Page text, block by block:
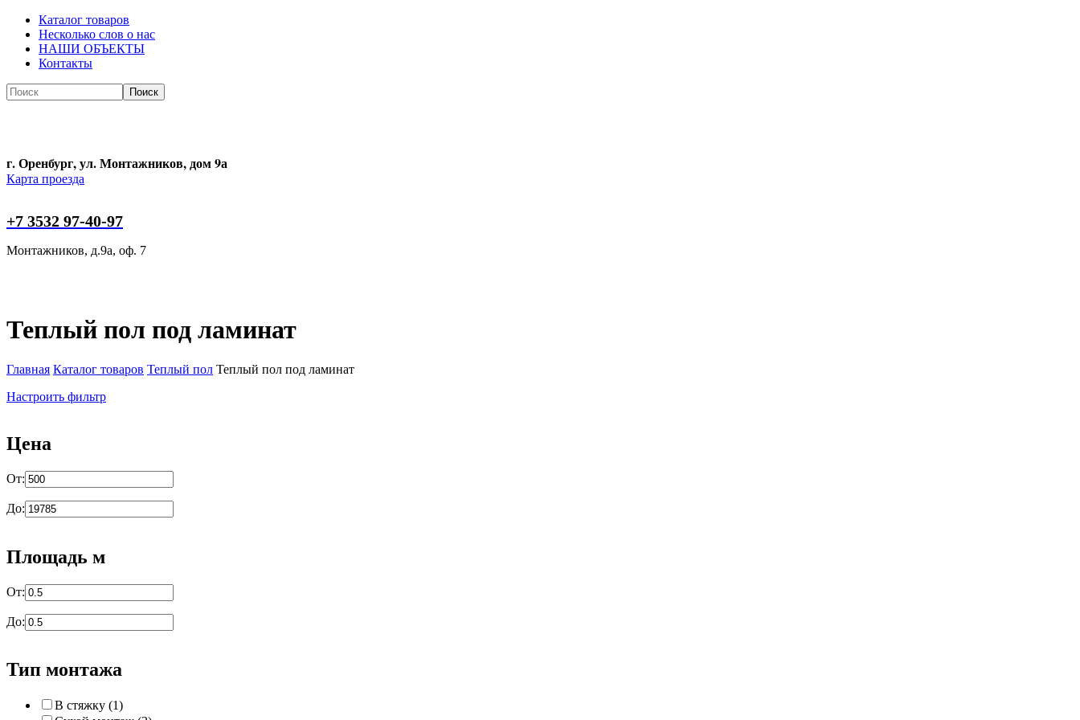
Каталог товаров
Несколько слов о нас
НАШИ ОБЪЕКТЫ
Контакты
Поиск
г. Оренбург, ул. Монтажников, дом 9а
Карта проезда
+7 3532 97-40-97
Монтажников, д.9а, оф. 7
Теплый пол под ламинат
Вы здесь
Главная Каталог товаров Теплый пол Теплый пол под ламинат
Настроить фильтр
Цена
От:
До:
Площадь м
От:
До:
Тип монтажа
В стяжку (1)